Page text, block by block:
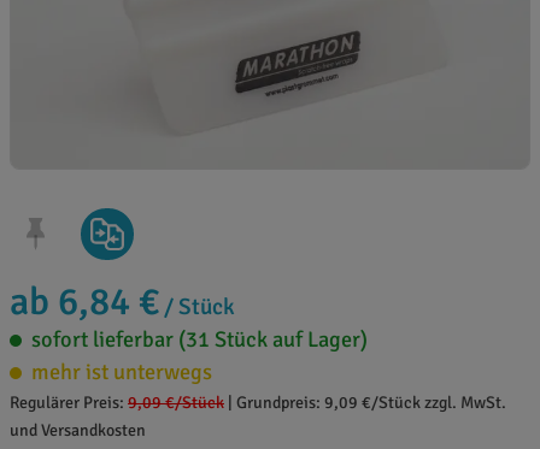
ab 6,84 € / Stück
sofort lieferbar (31 Stück auf Lager)
mehr ist unterwegs
Regulärer Preis: 9,09 €/Stück Grundpreis: 9,09 €/Stück zzgl. MwSt.
und Versandkosten